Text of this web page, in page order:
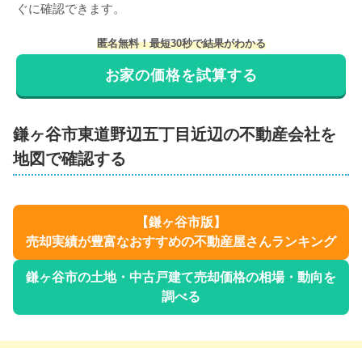
ぐに確認できます。
匿名無料！最短30秒で結果がわかる
お家の価格を試算する
鎌ヶ谷市東道野辺五丁目近辺の不動産会社を
地図で確認する
【鎌ヶ谷市版】
売却実績が豊富なおすすめの不動産屋さんランキング
鎌ヶ谷市の土地・中古戸建て売却価格の相場・動向を
調べる